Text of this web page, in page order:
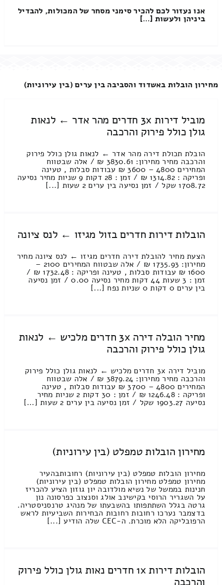
אנו נעזור לכם להכיר סימני מסחר של המכולות, להבדיל
ביניהן ולעשות […]
מחירון הובלות באשדוד והסביבה בין ערים (בין עירוניות)
מוביל דירות 3x חדרים מהר אדר ← לנאות
גולן כולל פירוק והרכבה
הובלת תכולת דירה מהר אדר ← לנאות גולן כולל פירוק
והרכבה מחיר מחירון: 3830.61 ₪ / אלה שבטווח
המחירים 4800 – 3600 ₪ עבודות סבלות , טעינה
ופריקה : 1314.82 ₪ / זמן : 28 דקות 9 שניות מחיר נסיעה
1708.72 שקל / זמן נסיעה בין ערים 2 שעות [...]
הובלות דירות חדרים בזול מגיזו ← לנס ציונה
הצעת מחיר להובלת דירה חדרים מגיזו ← לנס ציונה מחיר
מחירון: 1735.93 ₪ / אלה שבטווח המחירים 2100 –
1600 ₪ עבודות סבלות , טעינה ופריקה : 1732.48 ₪ /
זמן : 3 שעות 44 דקות מחיר נסיעה 0.00 / זמן נסיעה
בין ערים 0 דקות 0 שניות נפח [...]
מחיר הובלה דירה 3x חדרים מלכיש ← לנאות
גולן כולל פירוק והרכבה
מוביל דירה 3x חדרים מלכיש ← לנאות גולן כולל פירוק
והרכבה מחיר מחירון: 3879.24 ₪ / אלה שבטווח
המחירים 4800 – 3700 ₪ עבודות סבלות , טעינה
ופריקה : 1246.48 ₪ / זמן : 30 דקות 2 שניות מחיר
נסיעה 1903.27 שקל / זמן נסיעה בין ערים 2 שעות [...]
מחירון הובלות טמפלט (בין עירוניות)
מחירון הובלות טמפלט (בין עירוניות) רחובותבהעיר
מחירון טמפלט מחירון הובלות טמפלט (בין עירוניות)
חנינות בממשל של נשיא מולדובה יון גוזון הציע להכריז
על השגריר הרוסי בקישינב אולג וסנצוב כפרסונה נון
גרטה בגלל השתתפותו בהשבעתו של מנהיג טרנסניסטריה.
בדצמבר נערכו רחובות רחובות הבחירות השביעיות לראש
הרפובליקה הלא מוכרת. ה-CEC שלה הודיע [...]
הובלות דירות 1x חדרים נאות גולן כולל פירוק